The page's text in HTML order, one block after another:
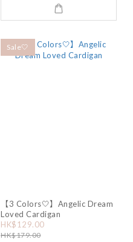
Sale🤍
【3 Colors🤍】Angelic Dream
Loved Cardigan
HK$129.00
HK$179.00